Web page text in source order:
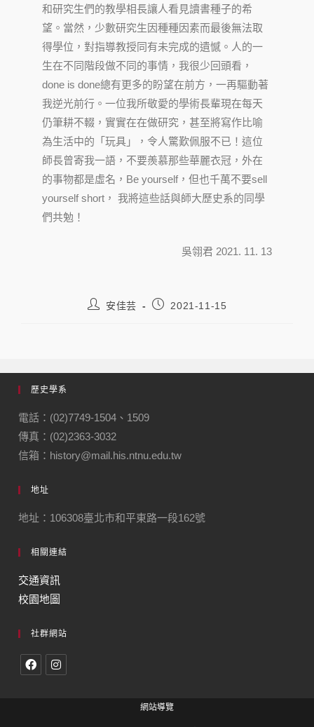
和研究生們的教學相長讓人看見讀書種子的希
望。當然，少數研究生因種種因素而最後無法取
得學位，對指導教授同有未完成的遺憾。人的一
生在不同階段做不同的事情，我很少回頭看，
done is done總有更多的盼望在前方，一再驅動著
我逆光前行。一位我所敬愛的學術長輩現在每天
仍筆耕不輟，實實在在做研究，甚至將寫作比喻
為生活中的「玩具」，令人驚歎佩服不已！這位
師長曾寄我一語，不要羨慕那些華麗衣冠，外在
的事物都是虛名，Be yourself，但也千萬不要sell
yourself short， 我將這些話與師大歷史系的同學
們共勉！
吳翎君 2021. 11. 13
安佳芸 2021-11-15
歷史學系
電話：(02)7749-1504、1509
傳真：(02)2363-3032
信箱：history@mail.his.ntnu.edu.tw
地址
地址：106308臺北市和平東路一段162號
相關連結
交通資訊
校園地圖
社群網站
網站導覽